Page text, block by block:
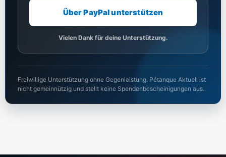
Über PayPal unterstützen
Vielen Dank für deine Unterstützung.
Freiwillige Unterstützung ohne Gegenleistung. Pétanque Aktuell ist
nicht gemeinnützig und stellt keine Spendenbescheinigungen aus.